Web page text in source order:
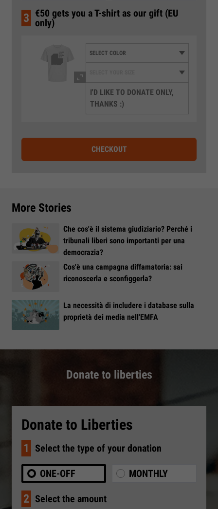
3 €50 gets you a T-shirt as our gift (EU
only)
I'D LIKE TO DONATE ONLY,
THANKS :)
CHECKOUT
More Stories
Che cos'è il sistema giudiziario? Perché i
tribunali liberi sono importanti per una
democrazia?
Cos'è una campagna diffamatoria: sai
riconoscerla e sconfiggerla?
La necessità di includere i database sulla
proprietà dei media nell'EMFA
Donate to liberties
Donate to Liberties
1 Select the type of your donation
ONE-OFF MONTHLY
2 Select the amount